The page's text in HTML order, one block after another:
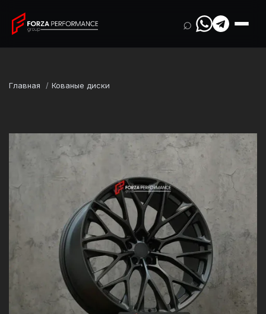
⌕
Главная Кованые диски